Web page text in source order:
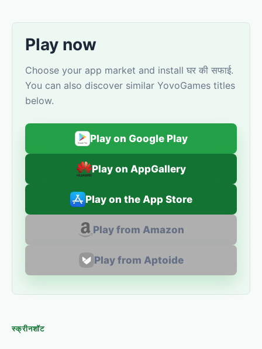
Play now
Choose your app market and install घर की सफाई.
You can also discover similar YovoGames titles
below.
Play on Google Play
Play on AppGallery
Play on the App Store
Play from Amazon
Play from Aptoide
स्क्रीनशॉट